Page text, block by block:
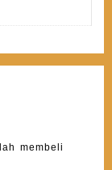
membeli